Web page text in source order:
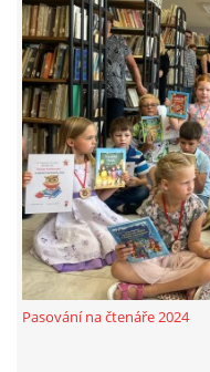
Pasování na čtenáře 2024